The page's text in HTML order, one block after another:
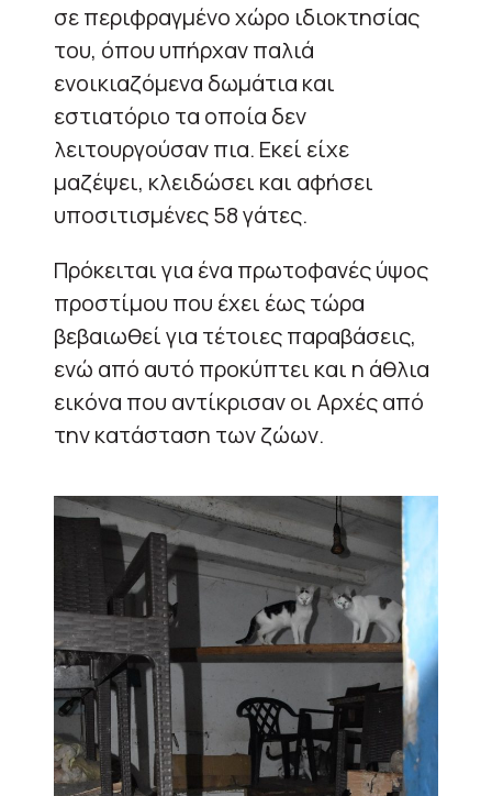
σε περιφραγμένο χώρο ιδιοκτησίας
του, όπου υπήρχαν παλιά
ενοικιαζόμενα δωμάτια και
εστιατόριο τα οποία δεν
λειτουργούσαν πια. Εκεί είχε
μαζέψει, κλειδώσει και αφήσει
υποσιτισμένες 58 γάτες.
Πρόκειται για ένα πρωτοφανές ύψος
προστίμου που έχει έως τώρα
βεβαιωθεί για τέτοιες παραβάσεις,
ενώ από αυτό προκύπτει και η άθλια
εικόνα που αντίκρισαν οι Αρχές από
την κατάσταση των ζώων.